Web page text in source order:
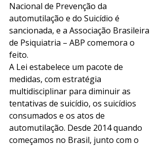
Nacional de Prevenção da
automutilação e do Suicídio é
sancionada, e a Associação Brasileira
de Psiquiatria – ABP comemora o
feito.
A Lei estabelece um pacote de
medidas, com estratégia
multidisciplinar para diminuir as
tentativas de suicídio, os suicídios
consumados e os atos de
automutilação. Desde 2014 quando
começamos no Brasil, junto com o